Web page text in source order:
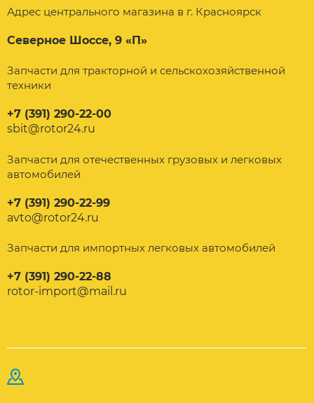
Адрес центрального магазина в г. Красноярск
Северное Шоссе, 9 «П»
Запчасти для тракторной и сельскохозяйственной
техники
+7 (391) 290-22-00
sbit@rotor24.ru
Запчасти для отечественных грузовых и легковых
автомобилей
+7 (391) 290-22-99
avto@rotor24.ru
Запчасти для импортных легковых автомобилей
+7 (391) 290-22-88
rotor-import@mail.ru